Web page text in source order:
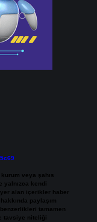
veya şahıs
yalnızca kendi
yer alan içerikler haber
paylaşım
tamamen
tavsiye niteliği